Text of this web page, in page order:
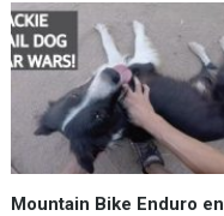
Mountain Bike Enduro en